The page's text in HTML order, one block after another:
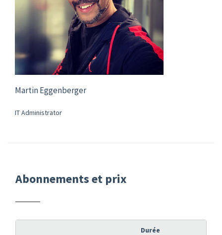
Martin Eggenberger
IT Administrator
Abonnements et prix
Durée